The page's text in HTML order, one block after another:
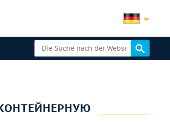
КОНТЕЙНЕРНУЮ